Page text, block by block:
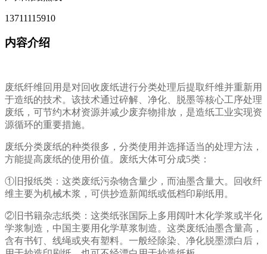
13711115910
内容介绍
废纸纤维回用是对回收废纸进行分类处理后提取纤维并重新用
于造纸的技术。该技术通过碎解、净化、脱墨等核心工序处理
废纸，可节约木材资源并减少废弃物排放，是造纸工业实现资
源循环的重要措施。
废纸分类废纸的种类很多，分类使用并选择适当的处理方法，
方能提高废纸的使用价值。废纸大体可分成5类：
①旧报纸类：这类废纸污杂物含量少，而油墨含量大。回收纤
维主要为机械木浆，可供抄造新闻纸或低档印刷纸用。
②旧书籍杂志纸类：这类纸张国际上多用阔叶木化学浆或半化
学浆制造，中国主要用化学草浆制造。这类废纸油墨含量高，
含有书钉、线绳或夹有塑料。一般经除染、净化脱墨漂白后，